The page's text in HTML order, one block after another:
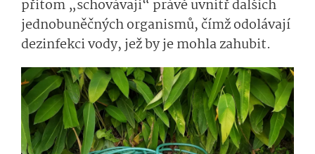
přitom „schovávají“ právě uvnitř dalších
jednobuněčných organismů, čímž odolávají
dezinfekci vody, jež by je mohla zahubit.